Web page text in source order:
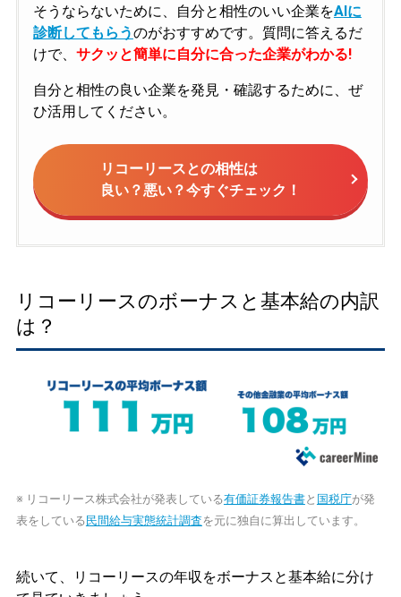
そうならないために、自分と相性のいい企業をAIに
診断してもらうのがおすすめです。質問に答えるだ
けで、 サクッと簡単に自分に合った企業がわかる!
自分と相性の良い企業を発見・確認するために、ぜ
ひ活用してください。
リコーリースとの相性は
良い？悪い？今すぐチェック！
リコーリースのボーナスと基本給の内訳
は？
※ リコーリース株式会社が発表している有価証券報告書と 国税庁が発
表をしている 民間給与実態統計調査を元に独自に算出しています。
続いて、リコーリースの年収をボーナスと基本給に分け